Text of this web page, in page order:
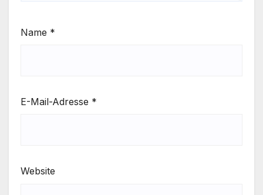
Name *
E-Mail-Adresse *
Website